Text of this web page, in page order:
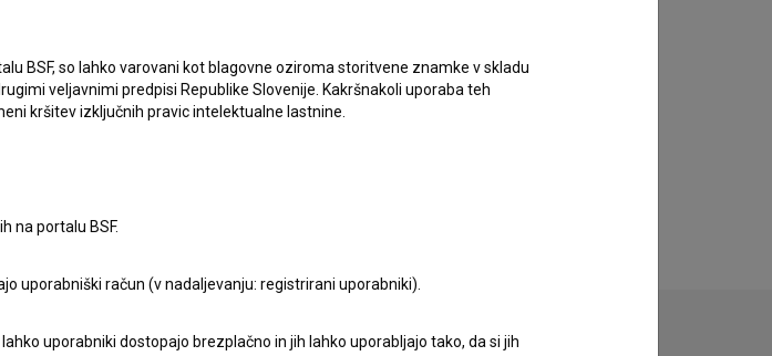
BSF, so lahko varovani kot blagovne oziroma storitvene znamke v skladu
veljavnimi predpisi Republike Slovenije. Kakršnakoli uporaba teh
kršitev izključnih pravic intelektualne lastnine.
na portalu BSF.
uporabniški račun (v nadaljevanju: registrirani uporabniki).
uporabniki dostopajo brezplačno in jih lahko uporabljajo tako, da si jih